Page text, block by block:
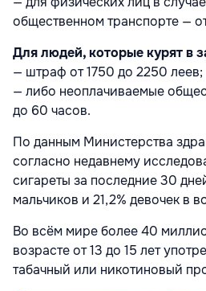
общественном транспорте —
Для людей, которые курят в
— штраф от 1750 до 2250 леев;
— либо неоплачиваемые
до 60 часов.
По данным Министерства
согласно недавнему
сигареты за последние 30
мальчиков и 21,2% девочек в
Во всём мире более 40
возрасте от 13 до 15 лет
табачный или никотиновый